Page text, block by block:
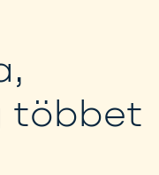
többet